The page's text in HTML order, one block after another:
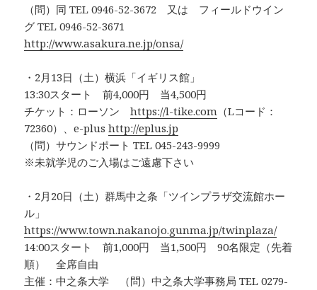
（問）同 TEL 0946-52-3672 又は フィールドウイン
グ TEL 0946-52-3671
http://www.asakura.ne.jp/onsa/
・2月13日（土）横浜「イギリス館」
13:30スタート 前4,000円 当4,500円
チケット：ローソンhttps://l-tike.com （Lコード：
72360）、e-plushttp://eplus.jp
（問）サウンドポート TEL 045-243-9999
※未就学児のご入場はご遠慮下さい
・2月20日（土）群馬中之条「ツインプラザ交流館ホー
ル」
https://www.town.nakanojo.gunma.jp/twinplaza/
14:00スタート 前1,000円 当1,500円 90名限定（先着
順） 全席自由
主催：中之条大学 （問）中之条大学事務局 TEL 0279-